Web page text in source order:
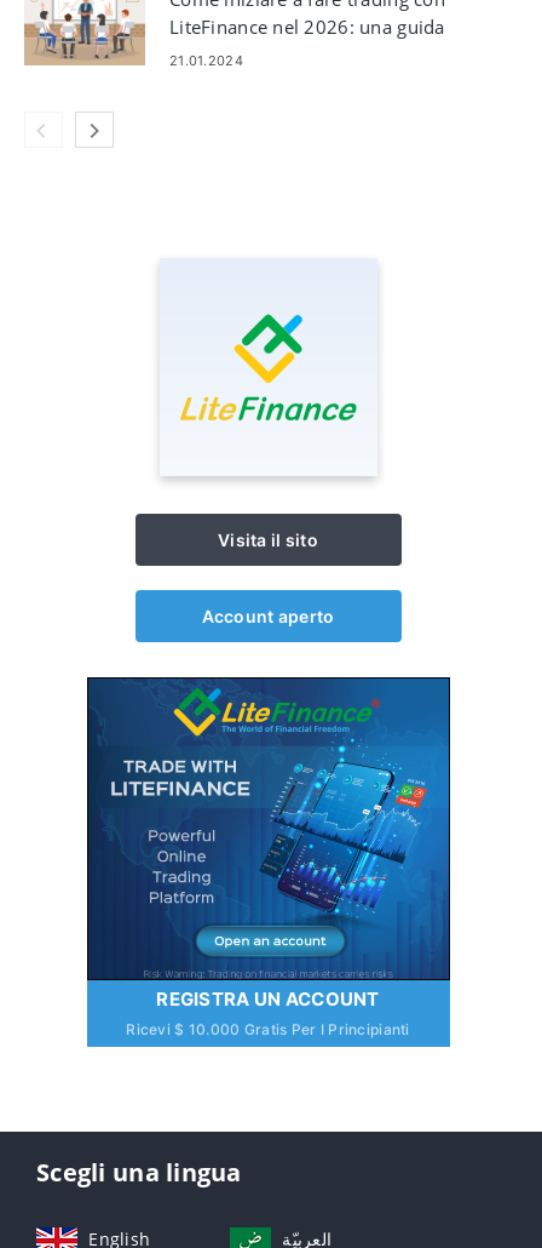
LiteFinance nel 2026: una guida
passo passo per principianti
21.01.2024
Visita il sito
Account aperto
REGISTRA UN ACCOUNT
Ricevi $ 10.000 Gratis Per I Principianti
Scegli una lingua
English العربيّة